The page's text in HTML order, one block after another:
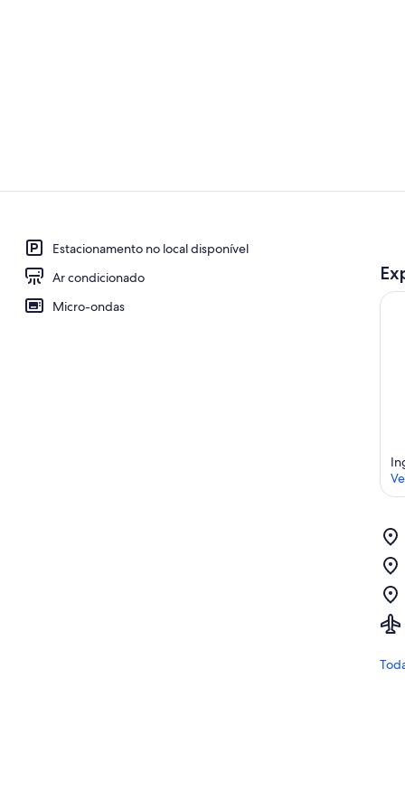
Estacionamento no local disponível
Ar condicionado
Micro-ondas